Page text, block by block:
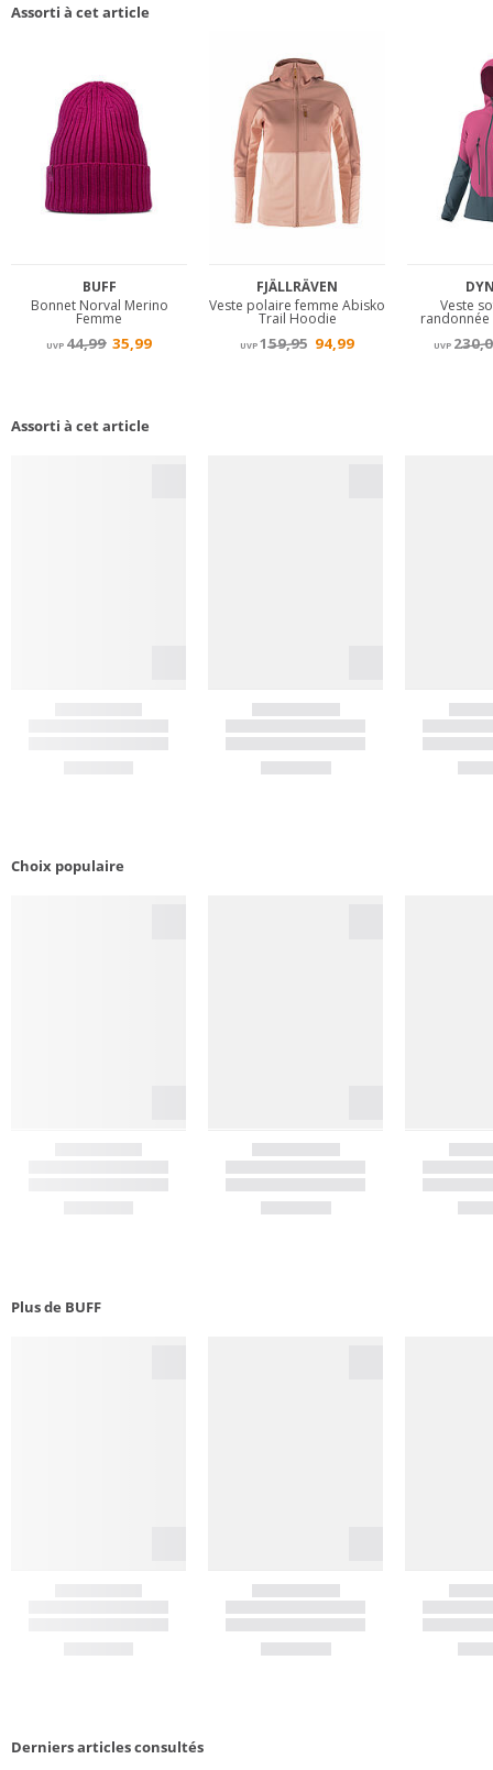
Assorti à cet article
Assorti à cet article
Choix populaire
Plus de BUFF
Derniers articles consultés